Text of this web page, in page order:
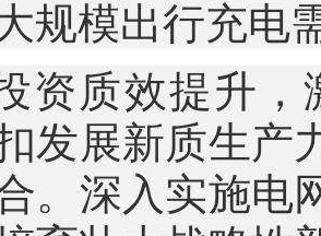
规模出行充电
资质效提升
发展新质生产
。深入实施电